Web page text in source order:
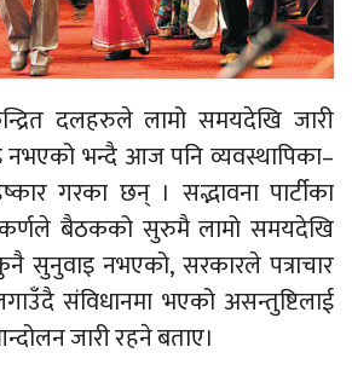
दलहरुले लामो समयदेखि जारी
भन्दै आज पनि व्यवस्थापिका–
गरका छन् । सद्भावना पार्टीका
बैठकको सुरुमै लामो समयदेखि
सुनुवाइ नभएको, सरकारले पत्राचार
संविधानमा भएको असन्तुष्टिलाई
जारी रहने बताए।